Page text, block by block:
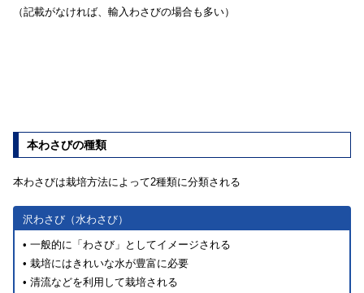
（記載がなければ、輸入わさびの場合も多い）
本わさびの種類
本わさびは栽培方法によって2種類に分類される
沢わさび（水わさび）
• 一般的に「わさび」としてイメージされる
• 栽培にはきれいな水が豊富に必要
• 清流などを利用して栽培される